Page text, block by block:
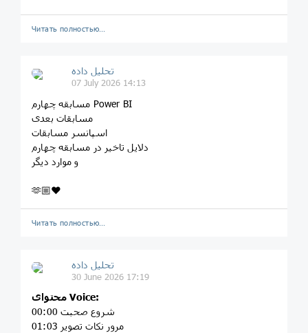
Читать полностью…
تحلیل داده
07 July 2026 14:13
مسابقه چهارم Power BI
مسابقات بعدی
اسپانسر مسابقات
دلایل تاخیر در مسابقه چهارم
و موارد دیگر
🫶🏼❤️
Читать полностью…
تحلیل داده
30 June 2026 17:19
محتوای Voice:
00:00 شروع صحبت
01:03 مرور نکات تصویر